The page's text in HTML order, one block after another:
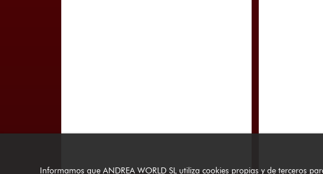
Informamos que ANDREA WORLD SL utiliza cookies propias y de terceros